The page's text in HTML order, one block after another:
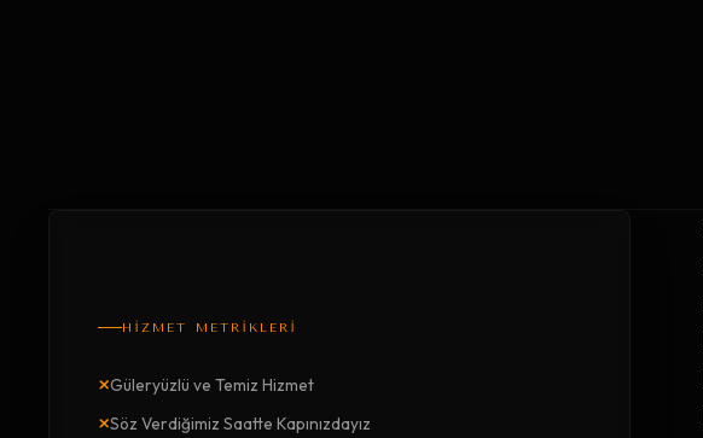
HİZMET METRİKLERİ
×Güleryüzlü ve Temiz Hizmet
×Söz Verdiğimiz Saatte Kapınızdayız